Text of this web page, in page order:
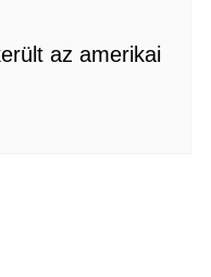
az amerikai